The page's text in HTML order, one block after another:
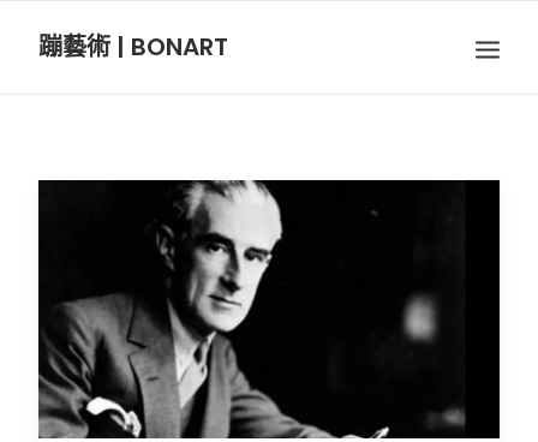
蹦藝術 | BONART
BON攝影
BON插畫
BON旅行